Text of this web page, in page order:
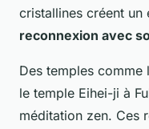
cristallines créent un
reconnexion avec
Des temples
le temple Eihei-ji à
méditation zen. Ces